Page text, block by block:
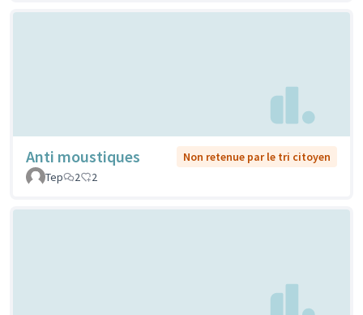
Anti moustiques
Non retenue par le tri citoyen
Tep
2 2